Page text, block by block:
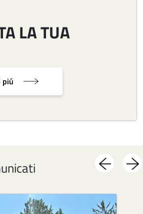
LA TUA
piú